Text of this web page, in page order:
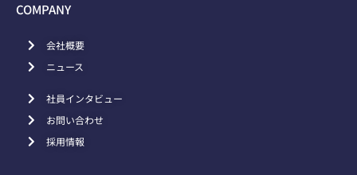
COMPANY
会社概要
ニュース
社員インタビュー
お問い合わせ
採用情報